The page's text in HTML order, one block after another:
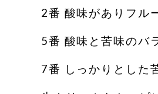
2番 酸味がありフル
5番 酸味と苦味のバ
7番 しっかりとした